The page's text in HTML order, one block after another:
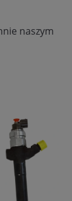
naszym